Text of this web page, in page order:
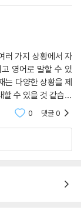
러 가지 상황에서 자
영어로 말할 수 있
다양한 상황을 제
수 있을 것 같습니
0 댓글0